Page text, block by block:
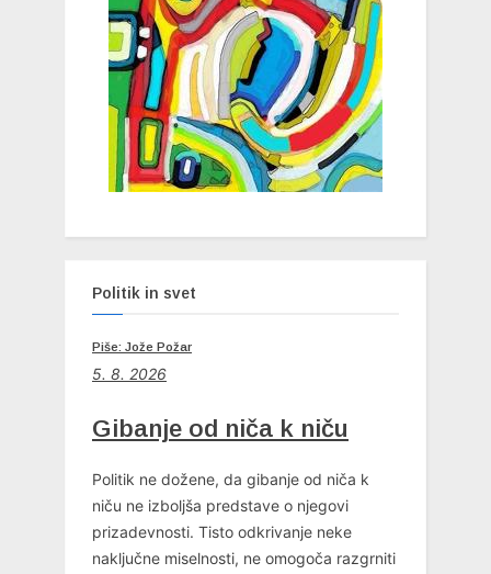
Politik in svet
Piše: Jože Požar
5. 8. 2026
Gibanje od niča k niču
Politik ne dožene, da gibanje od niča k
niču ne izboljša predstave o njegovi
prizadevnosti. Tisto odkrivanje neke
naključne miselnosti, ne omogoča razgrniti